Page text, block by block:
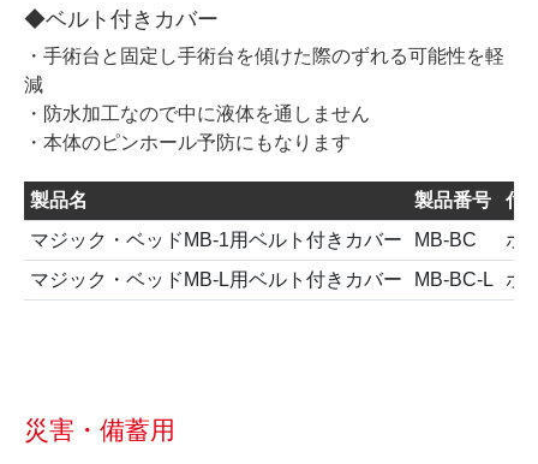
◆ベルト付きカバー
・手術台と固定し手術台を傾けた際のずれる可能性を軽
減
・防水加工なので中に液体を通しません
・本体のピンホール予防にもなります
製品名 製品番号
付
マジック・ベッドMB-1用ベルト付きカバー
MB-BC
ホ
マジック・ベッドMB-L用ベルト付きカバー
MB-BC-L ホ
災害・備蓄用